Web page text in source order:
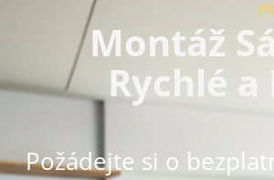
Montáž
Rychlé
Požádejte si o